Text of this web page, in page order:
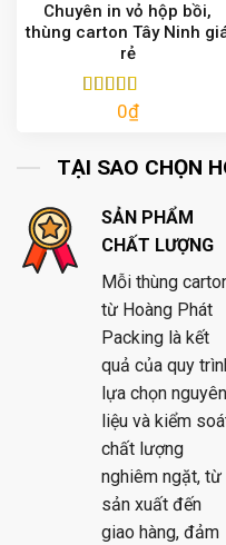
Chuyên in vỏ hộp bồi,
thùng carton Tây Ninh
rẻ
Được xếp
0₫
TẠI SAO CHỌN
SẢN PHẨM
CHẤT LƯỢNG
Mỗi thùng
từ Hoàng Phát
Packing là kết
quả của quy
lựa chọn nguyên
liệu và kiểm
chất lượng
nghiêm ngặt, từ
sản xuất đến
giao hàng, đảm